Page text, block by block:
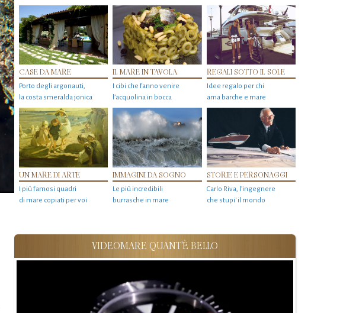
CASE DA MARE
Porto degli argonauti,
la costa smeralda jonica
IL MARE IN TAVOLA
I cibi che fanno venire
l’acquolina in bocca
REGALI SOTTO IL SOLE
Idee regalo per chi
ama barche e mare
UN MARE DI ARTE
I più famosi quadri
di mare copiati per voi
IMMAGINI DA SOGNO
Le più incredibili
burrasche in mare
STORIE E PERSONAGGI
Carlo Riva, l’ingegnere
che stupi' il mondo
VIDEOMARE QUANT'È BELLO